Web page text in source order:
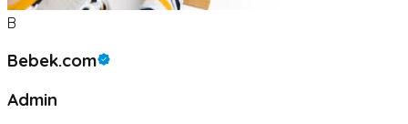
B
Bebek.com
Admin